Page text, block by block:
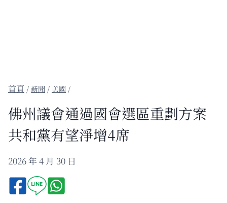
/新聞 / 美國 /
佛州議會通過國會選區重劃方案
共和黨有望淨增4席
2026 年 4 月 30 日